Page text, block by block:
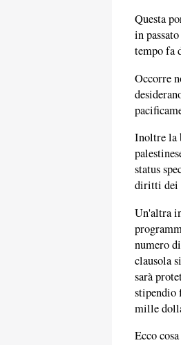
Questa
in
tempo fa
Occorre
Inoltre la
status
diritti dei
Un'altra
numero
clausola
sarà
stipendio
mille
Ecco